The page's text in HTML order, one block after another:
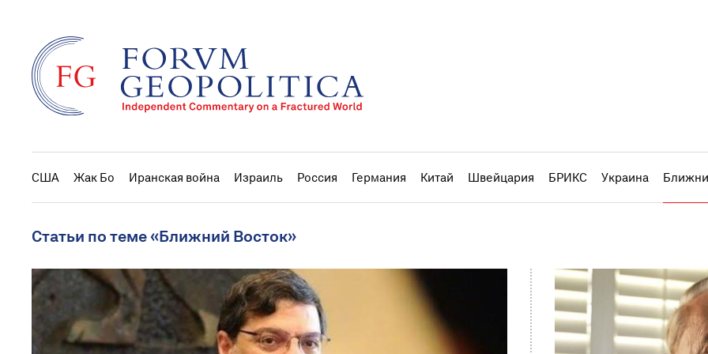
США Жак Бо Иранская война Израиль Россия Германия Китай Швейцария БРИКС Украина
Статьи по теме «Ближний Восток»